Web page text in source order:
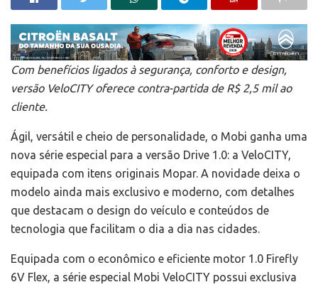
Com benefícios ligados à segurança, conforto e design,
versão VeloCITY oferece contra-partida de R$ 2,5 mil ao
cliente.
Ágil, versátil e cheio de personalidade, o Mobi ganha uma
nova série especial para a versão Drive 1.0: a VeloCITY,
equipada com itens originais Mopar. A novidade deixa o
modelo ainda mais exclusivo e moderno, com detalhes
que destacam o design do veículo e conteúdos de
tecnologia que facilitam o dia a dia nas cidades.
Equipada com o econômico e eficiente motor 1.0 Firefly
6V Flex, a série especial Mobi VeloCITY possui exclusiva